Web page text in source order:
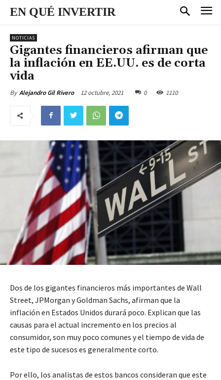
EN QUÉ INVERTIR
NOTICIAS
Gigantes financieros afirman que
la inflación en EE.UU. es de corta
vida
By Alejandro Gil Rivero 12 octubre, 2021 0 1110
Dos de los gigantes financieros más importantes de Wall
Street, JPMorgan y Goldman Sachs, afirman que la
inflación en Estados Unidos durará poco. Explican que las
causas para el actual incremento en los precios al
consumidor, son muy poco comunes y el tiempo de vida de
este tipo de sucesos es generalmente corto.
Por ello, los analistas de estos bancos consideran que este